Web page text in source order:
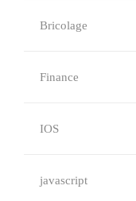
Bricolage
Finance
IOS
javascript